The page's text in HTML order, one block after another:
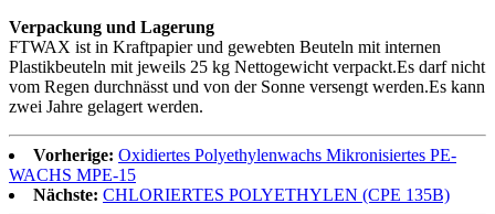
Verpackung und Lagerung
FTWAX ist in Kraftpapier und gewebten Beuteln mit internen
Plastikbeuteln mit jeweils 25 kg Nettogewicht verpackt.Es darf nicht
vom Regen durchnässt und von der Sonne versengt werden.Es kann
zwei Jahre gelagert werden.
Vorherige: Oxidiertes Polyethylenwachs Mikronisiertes PE-
WACHS MPE-15
Nächste: CHLORIERTES POLYETHYLEN (CPE 135B)